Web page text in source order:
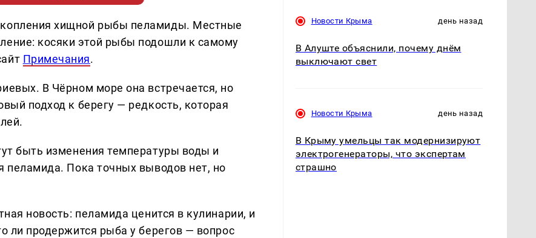
хищной рыбы пеламиды. Местные
косяки этой рыбы подошли к самому
Примечания.
В Чёрном море она встречается, но
подход к берегу — редкость, которая
быть изменения температуры воды и
пеламида. Пока точных выводов нет, но
новость: пеламида ценится в кулинарии, и
ли продержится рыба у берегов — вопрос
Новости Крыма день назад
В Алуште объяснили, почему днём
выключают свет
Новости Крыма день назад
В Крыму умельцы так модернизируют
электрогенераторы, что экспертам
страшно